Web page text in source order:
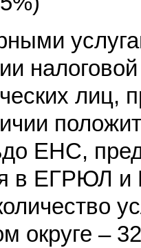
лиц,
ЕНС,
в ЕГРЮЛ
округе –